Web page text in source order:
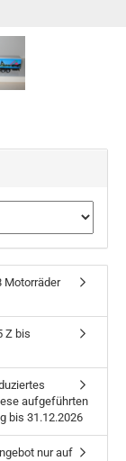
Motorräder
Z bis
aufgeführten
bis 31.12.2026
nur auf